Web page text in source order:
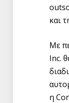
και
Με
Inc.
η